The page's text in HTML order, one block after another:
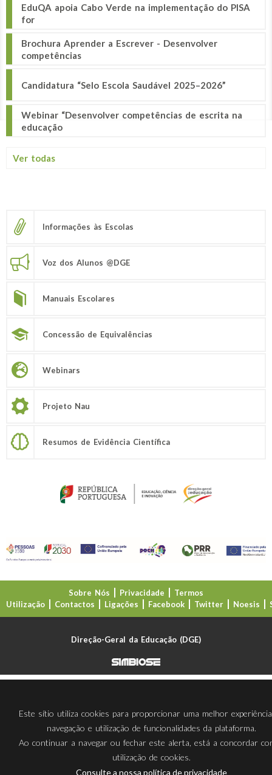
EduQA apoia Cabo Verde na implementação do PISA
for
Brochura Aprender a Escrever - Desenvolver
competências
Candidatura “Selo Escola Saudável 2025–2026”
Webinar “Desenvolver competências de escrita na
educação
Ver todas
Informações às Escolas
Voz dos Alunos @DGE
Manuais Escolares
Concessão de Equivalências
Webinars
Projeto Nau
Resumos de Evidência Científica
Sobre Nós Privacidade
Termos
Utilização
Contactos Ligações Facebook Twitter Noesis
Direção-Geral da Educação (DGE)
Este sítio utiliza cookies para proporcionar uma melhor
navegação e utilização de funcionalidades da plataforma.
Ao continuar a navegar ou fechar este alerta, está a concordar
utilização de cookies.
Consulte a nossa política de privacidade